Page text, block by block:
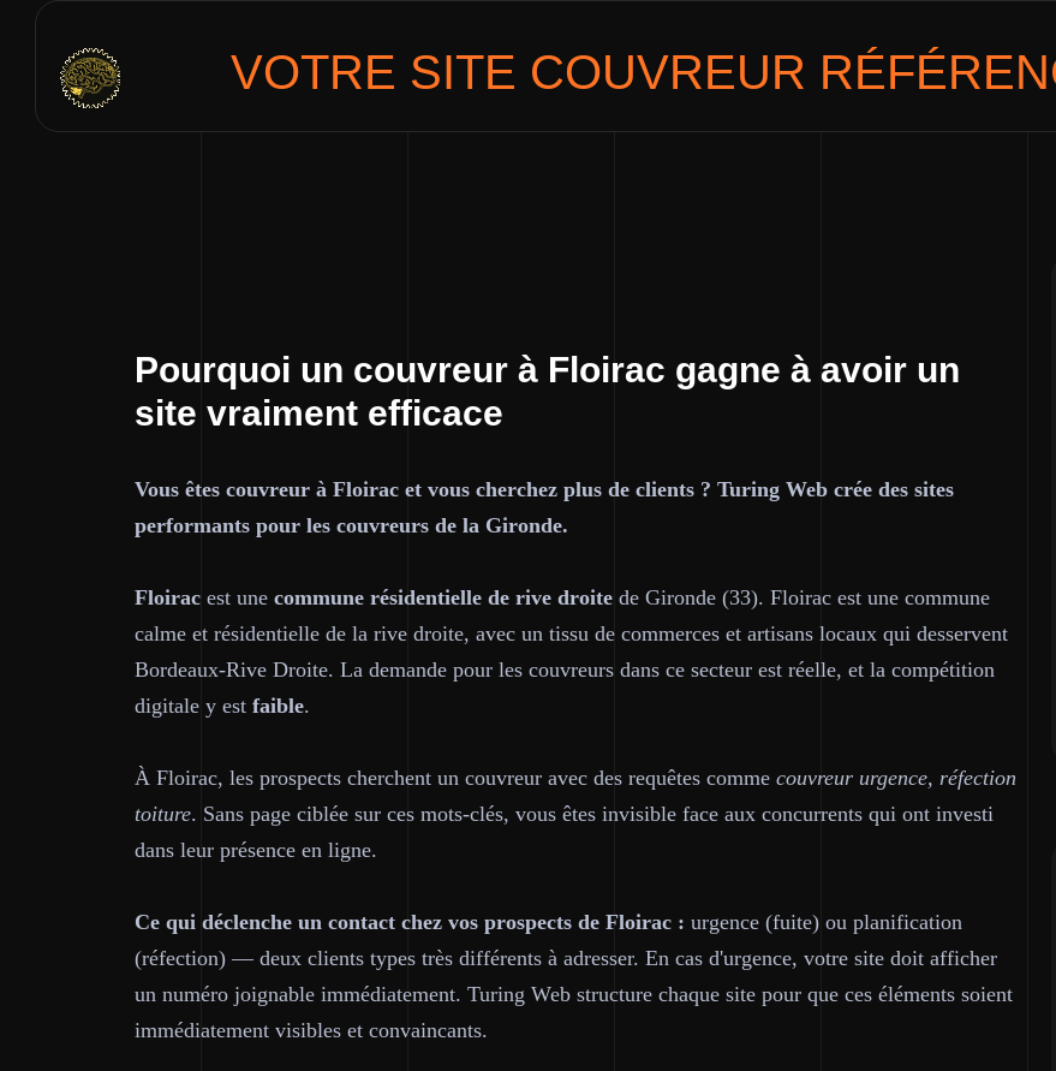
VOTRE SITE COUVREUR
Pourquoi un couvreur à Floirac gagne à avoir un
site vraiment efficace
Vous êtes couvreur à Floirac et vous cherchez plus de clients ? Turing Web crée des sites
performants pour les couvreurs de la Gironde.
Floirac est une commune résidentielle de rive droite de Gironde (33). Floirac est une commune
calme et résidentielle de la rive droite, avec un tissu de commerces et artisans locaux qui desservent
Bordeaux-Rive Droite. La demande pour les couvreurs dans ce secteur est réelle, et la compétition
digitale y est faible.
À Floirac, les prospects cherchent un couvreur avec des requêtes comme couvreur urgence, réfection
toiture. Sans page ciblée sur ces mots-clés, vous êtes invisible face aux concurrents qui ont investi
dans leur présence en ligne.
Ce qui déclenche un contact chez vos prospects de Floirac : urgence (fuite) ou planification
(réfection) — deux clients types très différents à adresser. En cas d'urgence, votre site doit afficher
un numéro joignable immédiatement. Turing Web structure chaque site pour que ces éléments soient
immédiatement visibles et convaincants.